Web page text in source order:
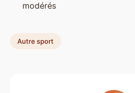
modérés
Autre sport